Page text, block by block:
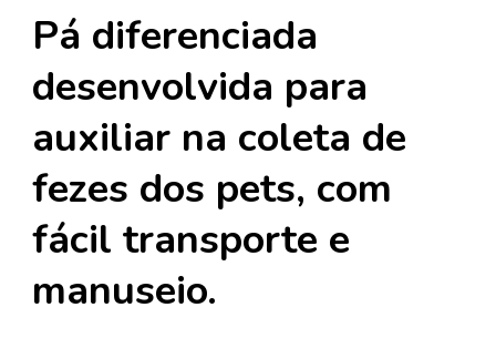
Pá diferenciada
desenvolvida para
auxiliar na coleta de
fezes dos pets, com
fácil transporte e
manuseio.